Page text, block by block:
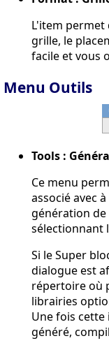
L'item permet
grille, le
facile et vous
Menu Outils
Tools :
Ce menu
associé avec
génération
sélectionnant
Si le Super
dialogue est
répertoire où
librairies
Une fois
généré,